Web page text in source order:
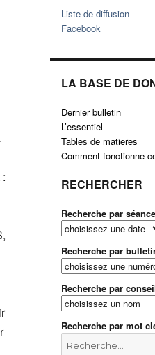
Liste de diffusion
Facebook
LA BASE DE
Dernier bulletin
L’essentiel
Tables de matieres
Comment fonctionne
RECHERCHER
Recherche par
Recherche par
Recherche par
Recherche par mot
Recherche